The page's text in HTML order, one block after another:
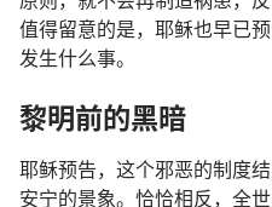
值得留意的是， 耶稣也早已
发生什么事。
黎明前的黑暗
耶稣预告， 这个邪恶的制度
安宁的景象。 恰恰相反， 全